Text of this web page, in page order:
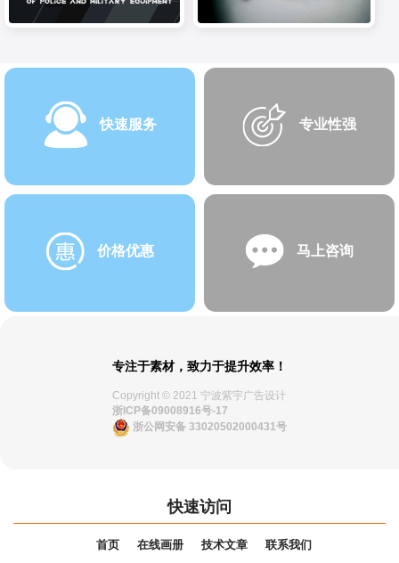
快速服务 专业性强
价格优惠 马上咨询
专注于素材，致力于提升效率！
Copyright © 2021 宁波紫宇广告设计
浙ICP备09008916号-17
浙公网安备 33020502000431号
快速访问
首页 在线画册 技术文章 联系我们